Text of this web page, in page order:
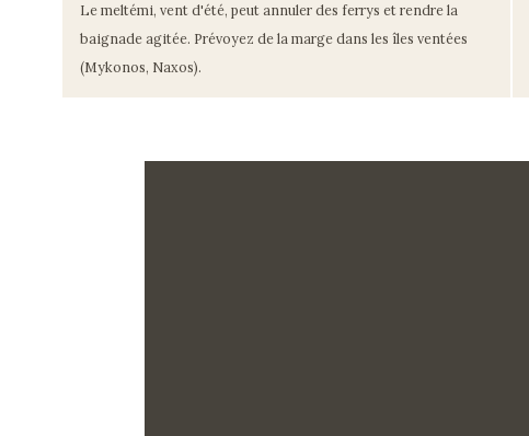
Le meltémi, vent d'été, peut annuler des ferrys et rendre la
baignade agitée. Prévoyez de la marge dans les îles ventées
(Mykonos, Naxos).